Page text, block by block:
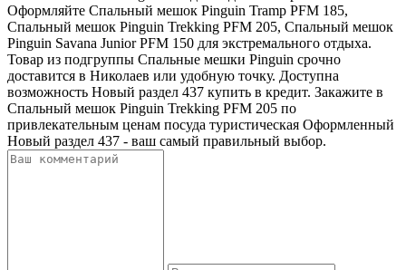
Оформляйте Спальный мешок Pinguin Tramp PFM 185,
Спальный мешок Pinguin Trekking PFM 205, Спальный мешок
Pinguin Savana Junior PFM 150 для экстремального отдыха.
Товар из подгруппы Спальные мешки Pinguin срочно
доставится в Николаев или удобную точку. Доступна
возможность Новый раздел 437 купить в кредит. Закажите в
Спальный мешок Pinguin Trekking PFM 205 по
привлекательным ценам посуда туристическая Оформленный
Новый раздел 437 - ваш самый правильный выбор.